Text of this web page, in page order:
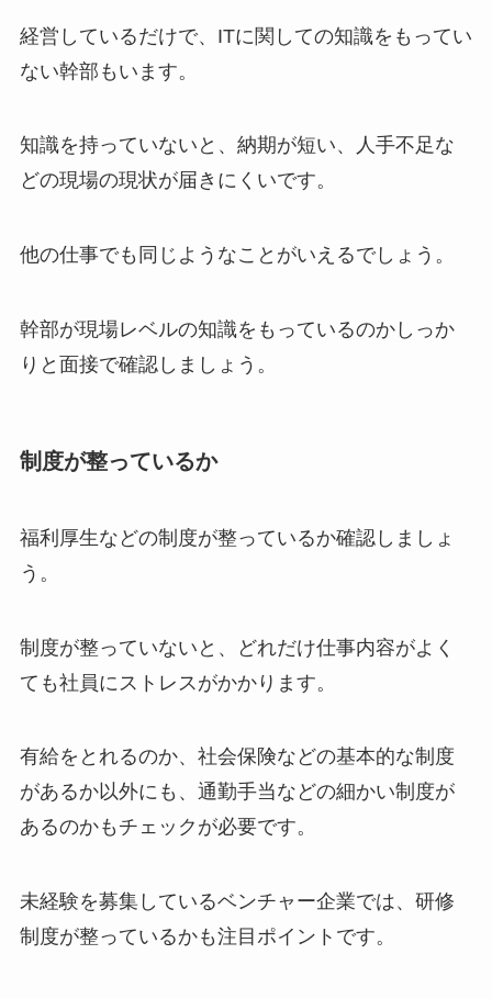
経営しているだけで、ITに関しての知識をもってい
ない幹部もいます。
知識を持っていないと、納期が短い、人手不足な
どの現場の現状が届きにくいです。
他の仕事でも同じようなことがいえるでしょう。
幹部が現場レベルの知識をもっているのかしっか
りと面接で確認しましょう。
制度が整っているか
福利厚生などの制度が整っているか確認しましょ
う。
制度が整っていないと、どれだけ仕事内容がよく
ても社員にストレスがかかります。
有給をとれるのか、社会保険などの基本的な制度
があるか以外にも、通勤手当などの細かい制度が
あるのかもチェックが必要です。
未経験を募集しているベンチャー企業では、研修
制度が整っているかも注目ポイントです。